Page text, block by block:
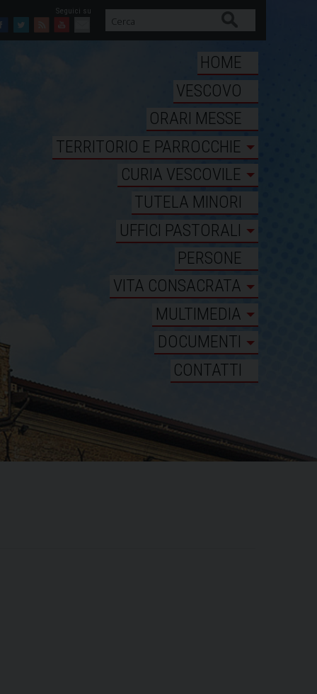
Facebook
Twitter
FeedYoutube
Mail
HOME
VESCOVO
ORARI MESSE
TERRITORIO E PARROCCHIE
CURIA VESCOVILE
TUTELA MINORI
UFFICI PASTORALI
PERSONE
VITA CONSACRATA
MULTIMEDIA
DOCUMENTI
CONTATTI